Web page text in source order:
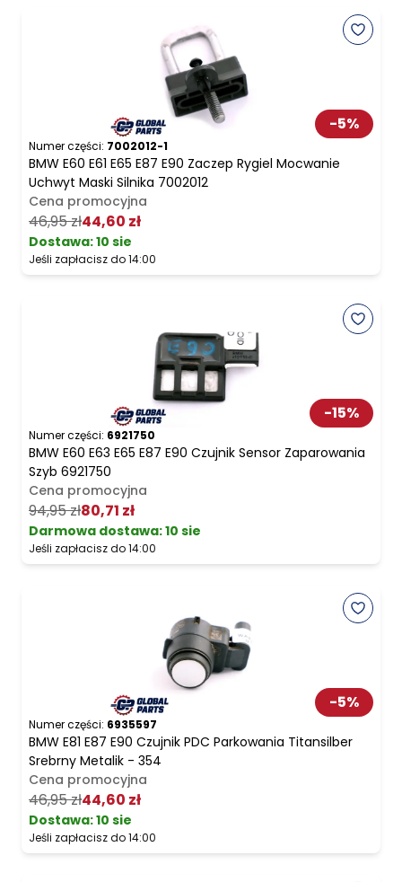
-5%
Numer części: 7002012-1
BMW E60 E61 E65 E87 E90 Zaczep Rygiel Mocwanie
Uchwyt Maski Silnika 7002012
Cena promocyjna
46,95 zł44,60 zł
Dostawa:10 sie
Jeśli zapłacisz do 14:00
-15%
Numer części: 6921750
BMW E60 E63 E65 E87 E90 Czujnik Sensor Zaparowania
Szyb 6921750
Cena promocyjna
94,95 zł80,71 zł
Darmowa dostawa:10 sie
Jeśli zapłacisz do 14:00
-5%
Numer części: 6935597
BMW E81 E87 E90 Czujnik PDC Parkowania Titansilber
Srebrny Metalik - 354
Cena promocyjna
46,95 zł44,60 zł
Dostawa:10 sie
Jeśli zapłacisz do 14:00